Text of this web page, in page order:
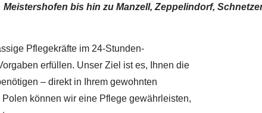
Meistershofen bis hin zu Manzell, Zeppelindorf,
Pflegekräfte im 24-Stunden-
erfüllen. Unser Ziel ist es, Ihnen die
– direkt in Ihrem gewohnten
können wir eine Pflege gewährleisten,